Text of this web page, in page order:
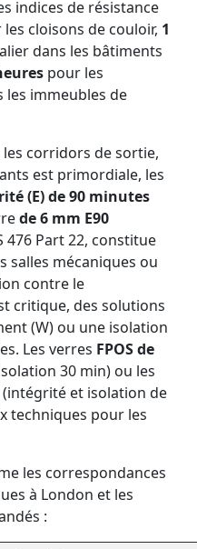
indices de résistance
cloisons de couloir, 1
dans les bâtiments
pour les
les immeubles de
les corridors de sortie,
est primordiale, les
(E) de 90 minutes
de 6 mm E90
476 Part 22, constitue
salles mécaniques ou
contre le
critique, des solutions
(W) ou une isolation
Les verres FPOS de
30 min) ou les
(intégrité et isolation de
techniques pour les
les correspondances
à London et les
: